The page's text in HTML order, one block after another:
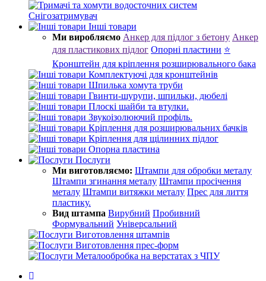
Снігозатримувач
Інші товари
Ми виробляємо Анкер для підлог з бетону Анкер
для пластикових підлог Опорні пластини ⭐
Кронштейн для кріплення розширювального бака
Комплектуючі для кронштейнів
Шпилька хомута труби
Гвинти-шурупи, шпильки, дюбелі
Плоскі шайби та втулки.
Звукоізолюючий профіль.
Кріплення для розширювальних бачків
Кріплення для щілинних підлог
Опорна пластина
Послуги
Ми виготовляємо: Штампи для обробки металу
Штампи згинання металу Штампи просічення
металу Штампи витяжки металу Прес для лиття
пластику.
Вид штампа Вирубний Пробивний
Формувальний Універсальний
Виготовлення штампів
Виготовлення прес-форм
Металообробка на верстатах з ЧПУ